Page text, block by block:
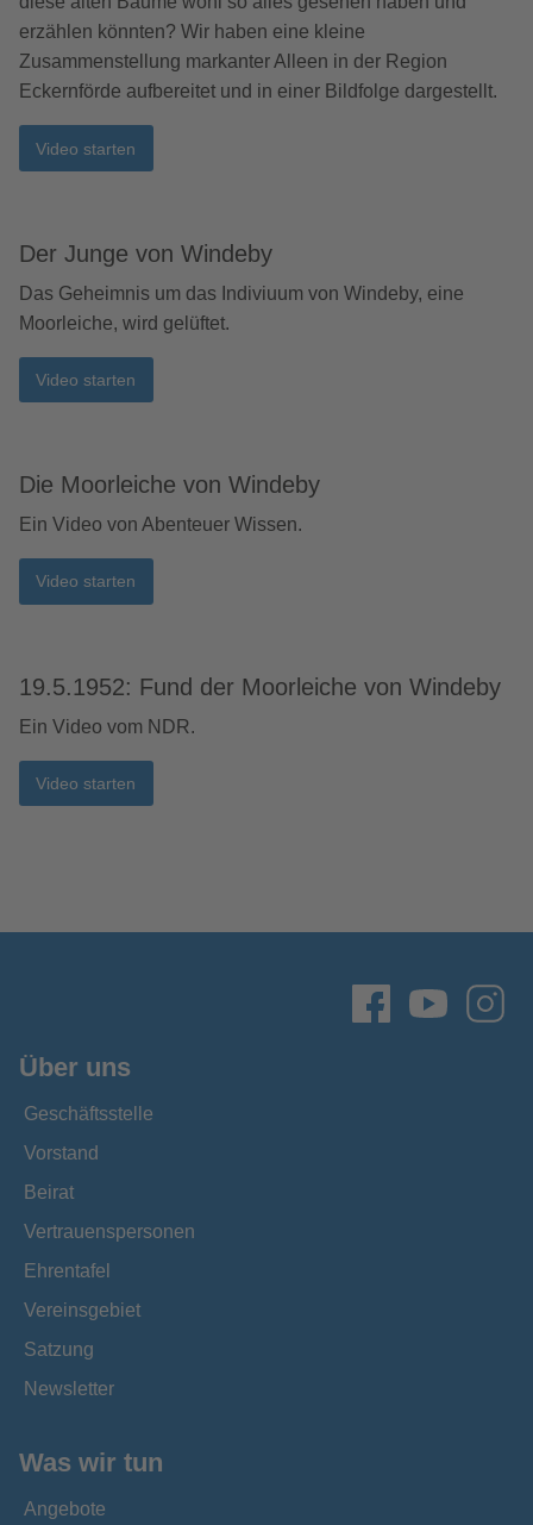
erzählen könnten? Wir haben eine kleine
Zusammenstellung markanter Alleen in der Region
Eckernförde aufbereitet und in einer Bildfolge dargestellt.
Video starten
Der Junge von Windeby
Das Geheimnis um das Indiviuum von Windeby, eine
Moorleiche, wird gelüftet.
Video starten
Die Moorleiche von Windeby
Ein Video von Abenteuer Wissen.
Video starten
19.5.1952: Fund der Moorleiche von Windeby
Ein Video vom NDR.
Video starten
Über uns
Geschäftsstelle
Vorstand
Beirat
Vertrauenspersonen
Ehrentafel
Vereinsgebiet
Satzung
Newsletter
Was wir tun
Angebote